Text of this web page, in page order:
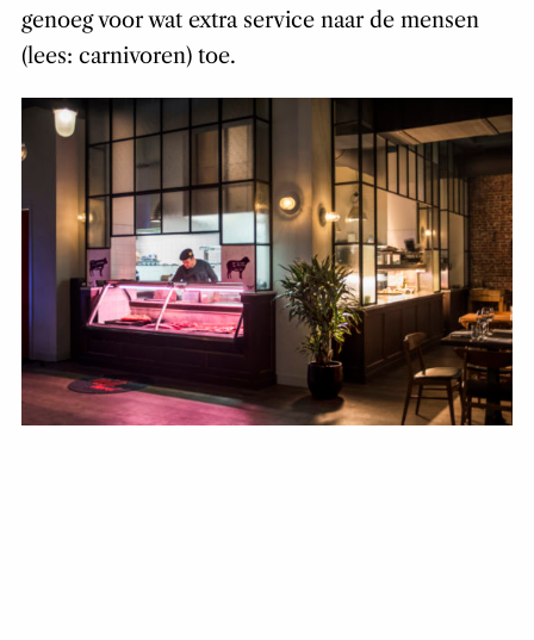
genoeg voor wat extra service naar de mensen
(lees: carnivoren) toe.